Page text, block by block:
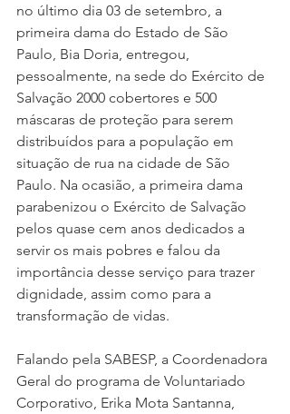
no último dia 03 de setembro, a
primeira dama do Estado de São
Paulo, Bia Doria, entregou,
pessoalmente, na sede do Exército de
Salvação 2000 cobertores e 500
máscaras de proteção para serem
distribuídos para a população em
situação de rua na cidade de São
Paulo. Na ocasião, a primeira dama
parabenizou o Exército de Salvação
pelos quase cem anos dedicados a
servir os mais pobres e falou da
importância desse serviço para trazer
dignidade, assim como para a
transformação de vidas.
Falando pela SABESP, a Coordenadora
Geral do programa de Voluntariado
Corporativo, Erika Mota Santanna,